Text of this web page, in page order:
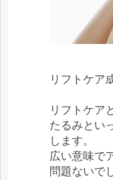
リフトケア
リフトケア
たるみとい
します。
広い意味で
問題ないで